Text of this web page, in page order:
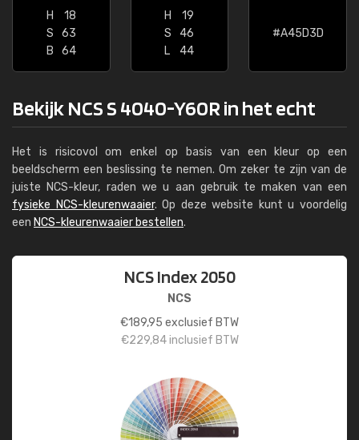
H
18
S
63
B
64
H
19
S
46
L
44
#A45D3D
Bekijk NCS S 4040-Y60R in het echt
Het is risicovol om enkel op basis van een kleur op een
beeldscherm een beslissing te nemen. Om zeker te zijn van de
juiste NCS-kleur, raden we u aan gebruik te maken van een
fysieke NCS-kleurenwaaier. Op deze website kunt u voordelig
een NCS-kleurenwaaier bestellen.
NCS Index 2050
NCS
€189,95 exclusief BTW
€229,84inclusief BTW